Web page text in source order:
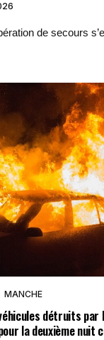
de secours
MANCHE
détruits par
la deuxième nuit